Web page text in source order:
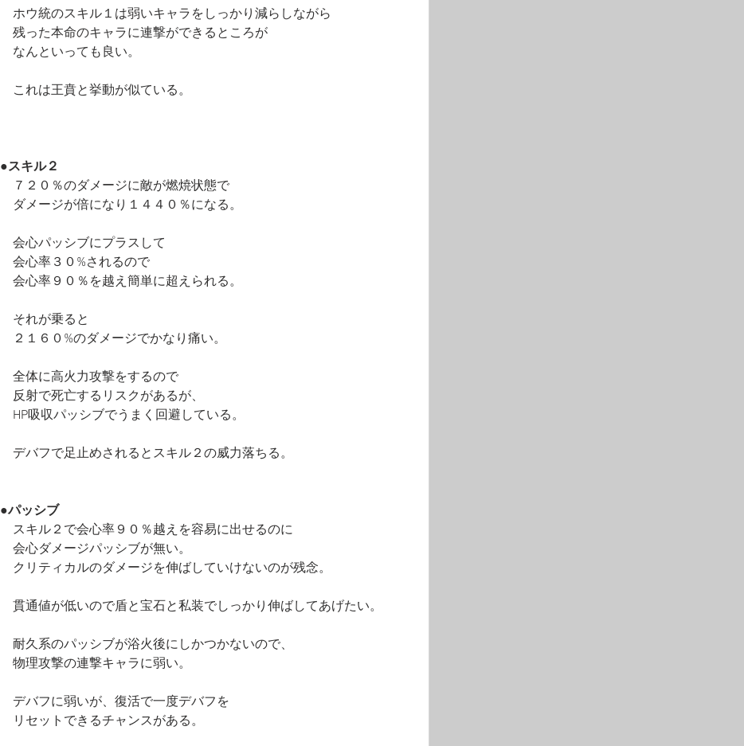
ホウ統のスキル１は弱いキャラをしっかり減らしながら
残った本命のキャラに連撃ができるところが
なんといっても良い。
これは王賁と挙動が似ている。
●スキル２
７２０％のダメージに敵が燃焼状態で
ダメージが倍になり１４４０％になる。
会心パッシブにプラスして
会心率３０%されるので
会心率９０％を越え簡単に超えられる。
それが乗ると
２１６０%のダメージでかなり痛い。
全体に高火力攻撃をするので
反射で死亡するリスクがあるが、
HP吸収パッシブでうまく回避している。
デバフで足止めされるとスキル２の威力落ちる。
●パッシブ
スキル２で会心率９０％越えを容易に出せるのに
会心ダメージパッシブが無い。
クリティカルのダメージを伸ばしていけないのが残念。
貫通値が低いので盾と宝石と私装でしっかり伸ばしてあげたい。
耐久系のパッシブが浴火後にしかつかないので、
物理攻撃の連撃キャラに弱い。
デバフに弱いが、復活で一度デバフを
リセットできるチャンスがある。